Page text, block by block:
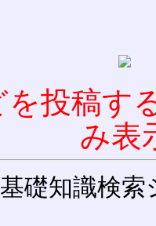
投稿す
み表
礎知識検索